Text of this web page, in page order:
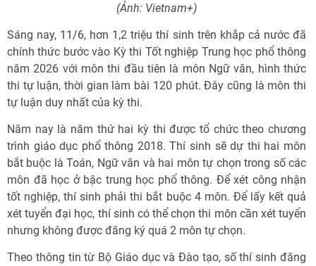
(Ảnh: Vietnam+)
Sáng nay, 11/6, hơn 1,2 triệu thí sinh trên khắp cả nước đã
chính thức bước vào Kỳ thi Tốt nghiệp Trung học phổ thông
năm 2026 với môn thi đầu tiên là môn Ngữ văn, hình thức
thi tự luận, thời gian làm bài 120 phút. Đây cũng là môn thi
tự luận duy nhất của kỳ thi.
Năm nay là năm thứ hai kỳ thi được tổ chức theo chương
trình giáo dục phổ thông 2018. Thí sinh sẽ dự thi hai môn
bắt buộc là Toán, Ngữ văn và hai môn tự chọn trong số các
môn đã học ở bậc trung học phổ thông. Để xét công nhận
tốt nghiệp, thí sinh phải thi bắt buộc 4 môn. Để lấy kết quả
xét tuyển đại học, thí sinh có thể chọn thi môn cần xét tuyển
nhưng không được đăng ký quá 2 môn tự chọn.
Theo thông tin từ Bộ Giáo dục và Đào tạo, số thí sinh đăng